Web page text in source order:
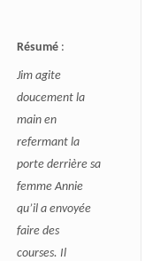
Résumé:
Jim agite
doucement la
main en
refermant la
porte derrière sa
femme Annie
qu’il a envoyée
faire des
courses. Il